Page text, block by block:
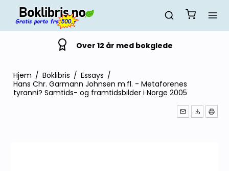
Over 12 år med bokglede
Hjem / Boklibris / Essays /
Hans Chr. Garmann Johnsen m.fl. - Metaforenes
tyranni? Samtids- og framtidsbilder i Norge 2005